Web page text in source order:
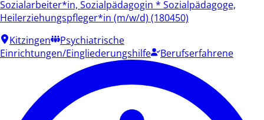
Sozialarbeiter*in, Sozialpädagogin * Sozialpädagoge,
Heilerziehungspfleger*in (m/w/d) (180450)
Kitzingen
Psychiatrische
Einrichtungen/Eingliederungshilfe
Berufserfahrene